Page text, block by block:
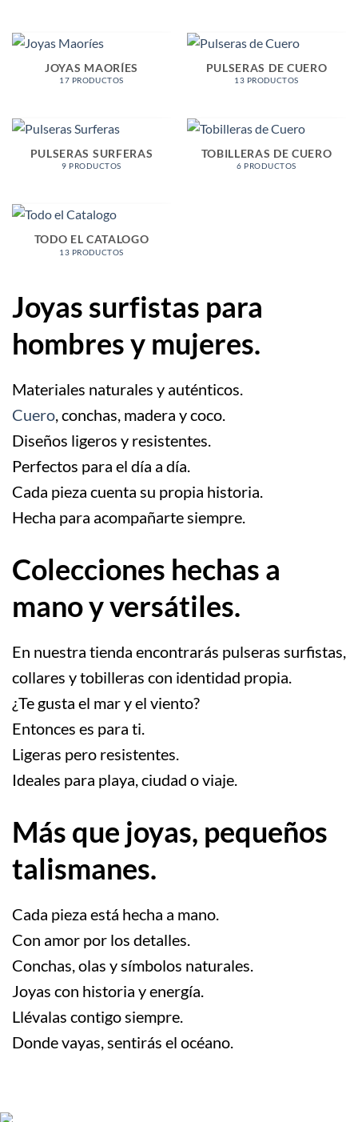
JOYAS MAORÍES
17 PRODUCTOS
PULSERAS DE CUERO
13 PRODUCTOS
PULSERAS SURFERAS
9 PRODUCTOS
TOBILLERAS DE CUERO
6 PRODUCTOS
TODO EL CATALOGO
13 PRODUCTOS
Joyas surfistas para
hombres y mujeres.
Materiales naturales y auténticos.
Cuero, conchas, madera y coco.
Diseños ligeros y resistentes.
Perfectos para el día a día.
Cada pieza cuenta su propia historia.
Hecha para acompañarte siempre.
Colecciones hechas a
mano y versátiles.
En nuestra tienda encontrarás pulseras surfistas,
collares y tobilleras con identidad propia.
¿Te gusta el mar y el viento?
Entonces es para ti.
Ligeras pero resistentes.
Ideales para playa, ciudad o viaje.
Más que joyas, pequeños
talismanes.
Cada pieza está hecha a mano.
Con amor por los detalles.
Conchas, olas y símbolos naturales.
Joyas con historia y energía.
Llévalas contigo siempre.
Donde vayas, sentirás el océano.